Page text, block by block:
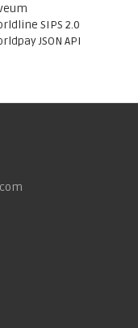
SIPS 2.0
JSON API